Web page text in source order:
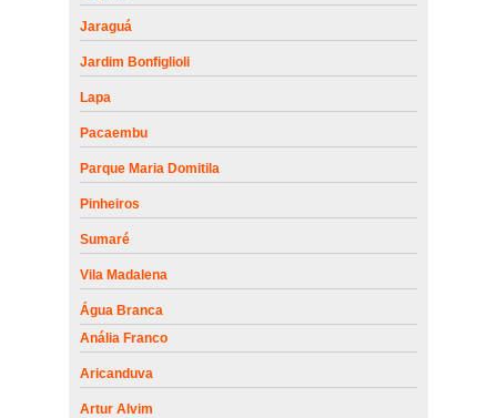
Jaraguá
Jardim Bonfiglioli
Lapa
Pacaembu
Parque Maria Domitila
Pinheiros
Sumaré
Vila Madalena
Água Branca
Anália Franco
Aricanduva
Artur Alvim